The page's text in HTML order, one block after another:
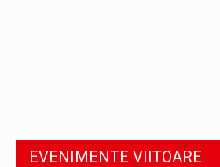
EVENIMENTE VIITOARE